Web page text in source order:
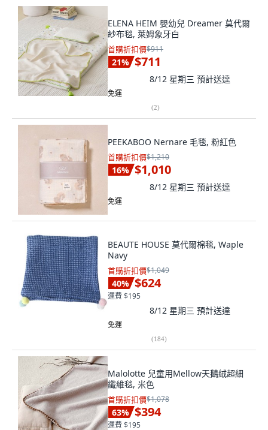
ELENA HEIM 嬰幼兒 Dreamer 莫代爾
紗布毯, 萊姆象牙白
首購折扣價$911
21% $711
8/12 星期三 預計送達
免運
(2)
PEEKABOO Nernare 毛毯, 粉紅色
首購折扣價$1,210
16% $1,010
8/12 星期三 預計送達
免運
BEAUTE HOUSE 莫代爾棉毯, Waple
Navy
首購折扣價$1,049
40% $624
運費 $195
8/12 星期三 預計送達
免運
(184)
Malolotte 兒童用Mellow天鵝絨超細
纖維毯, 米色
首購折扣價$1,078
63% $394
運費 $195